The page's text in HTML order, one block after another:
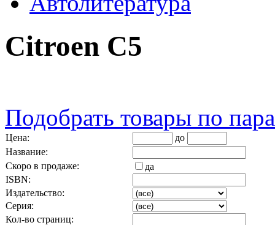
Citroen C5
Подобрать товары по
Цена:
до
Название:
Скоро в продаже:
да
ISBN:
Издательство:
Серия:
Кол-во страниц: